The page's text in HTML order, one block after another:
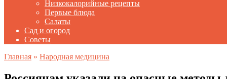
Низкокалорийные рецепты
Первые блюда
Салаты
Сад и огород
Советы
Главная » Народная медицина